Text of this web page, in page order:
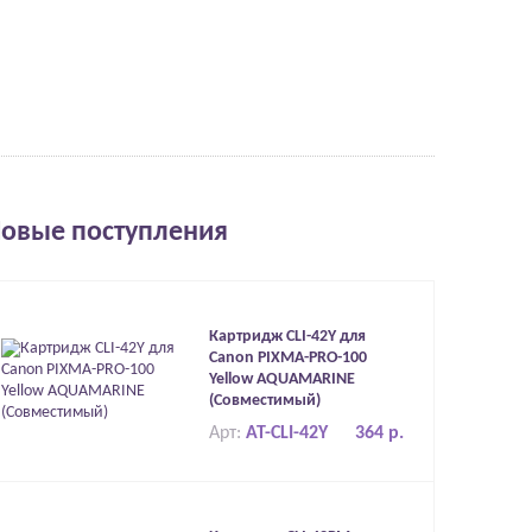
поступления
Картридж CLI-42Y для
Canon PIXMA-PRO-100
Yellow AQUAMARINE
(Совместимый)
364 р.
Арт:AT-CLI-42Y